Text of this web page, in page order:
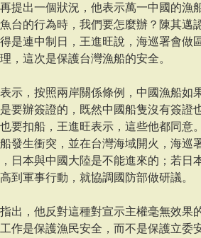
提出一個狀況，他表示萬一中國的
台的行為時，我們要怎麼辦？陳其邁
是連中制日，王進旺說，海巡署會做
，這次是保護台灣漁船的安全。
示，按照兩岸關係條例，中國漁船如
要辦簽證的，既然中國船隻沒有簽證
要扣船，王進旺表示，這些他都同意
發生衝突，並在台灣海域開火，海巡
日本與中國大陸是不能進來的；若日
到軍事行動，就協調國防部做研議。
出，他反對這種對宣示主權毫無效
作是保護漁民安全，而不是保護立委